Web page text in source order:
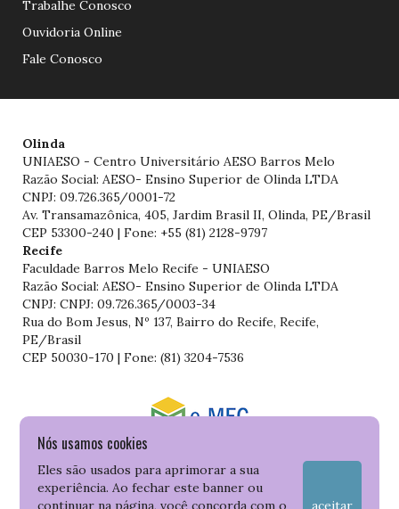
Nós usamos cookies
Eles são usados para aprimorar a sua
experiência. Ao fechar este banner ou
continuar na página, você concorda com o
aceitar
Trabalhe Conosco
Ouvidoria Online
Fale Conosco
Olinda
UNIAESO - Centro Universitário AESO Barros Melo
Razão Social: AESO- Ensino Superior de Olinda LTDA
CNPJ: 09.726.365/0001-72
Av. Transamazônica, 405, Jardim Brasil II, Olinda, PE/Brasil
CEP 53300-240 | Fone: +55 (81) 2128-9797
Recife
Faculdade Barros Melo Recife - UNIAESO
Razão Social: AESO- Ensino Superior de Olinda LTDA
CNPJ: CNPJ: 09.726.365/0003-34
Rua do Bom Jesus, Nº 137, Bairro do Recife, Recife,
PE/Brasil
CEP 50030-170 | Fone: (81) 3204-7536
Consulte o cadastro da Instituição no Sistema do e-MEC